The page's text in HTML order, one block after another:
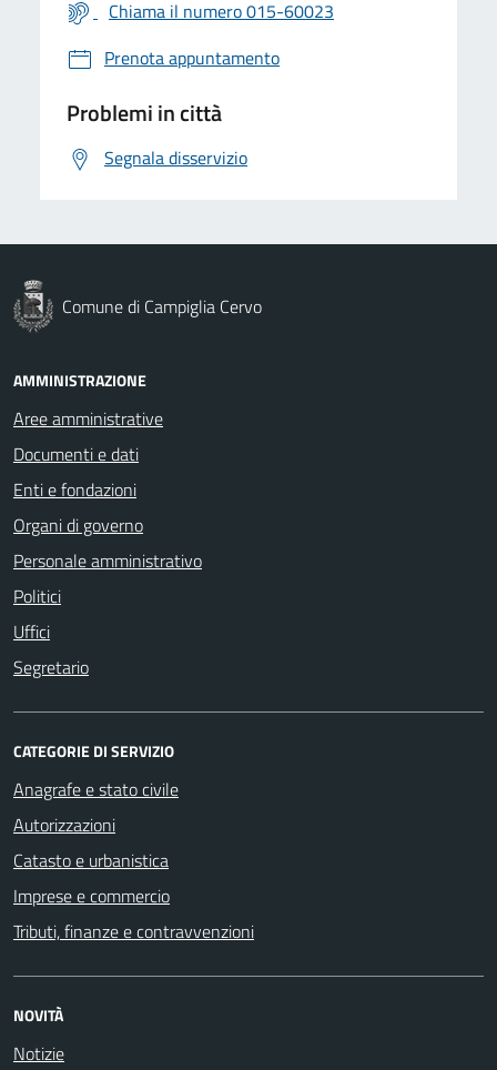
Chiama il numero 015-60023
Prenota appuntamento
Problemi in città
Segnala disservizio
Comune di Campiglia Cervo
AMMINISTRAZIONE
Aree amministrative
Documenti e dati
Enti e fondazioni
Organi di governo
Personale amministrativo
Politici
Uffici
Segretario
CATEGORIE DI SERVIZIO
Anagrafe e stato civile
Autorizzazioni
Catasto e urbanistica
Imprese e commercio
Tributi, finanze e contravvenzioni
NOVITÀ
Notizie